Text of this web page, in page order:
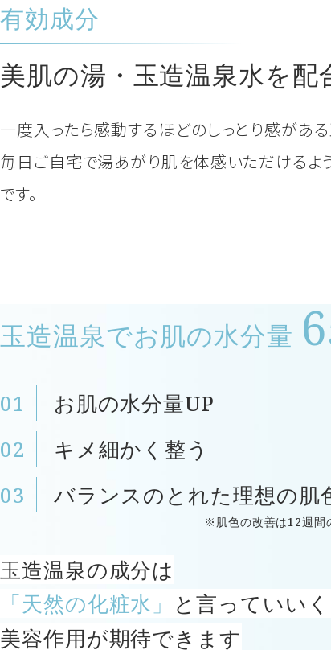
有効成分
美肌の湯・玉造温泉水を配
一度入ったら感動するほどのしっとり感がある
毎日ご自宅で湯あがり肌を体感いただける
です。
玉造温泉でお肌の水分量
お肌の水分量UP
キメ細かく整う
バランスのとれた理想の肌
※肌色の改善は12週間
玉造温泉の成分は
「天然の化粧水」 と言っていい
美容作用が期待できます